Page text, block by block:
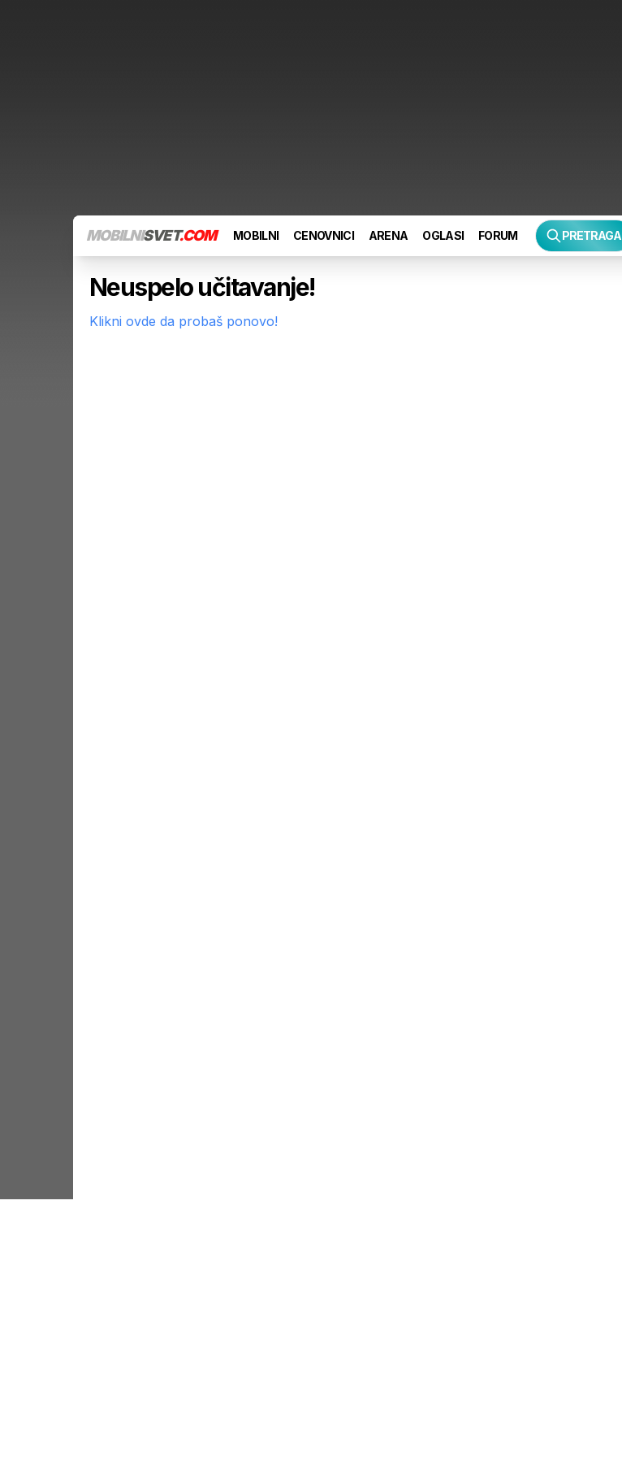
MOBILNISVET.COM MOBILNI CENOVNICI ARENA OGLASI FORUM PRETRAGA
Neuspelo učitavanje!
Klikni ovde da probaš ponovo!